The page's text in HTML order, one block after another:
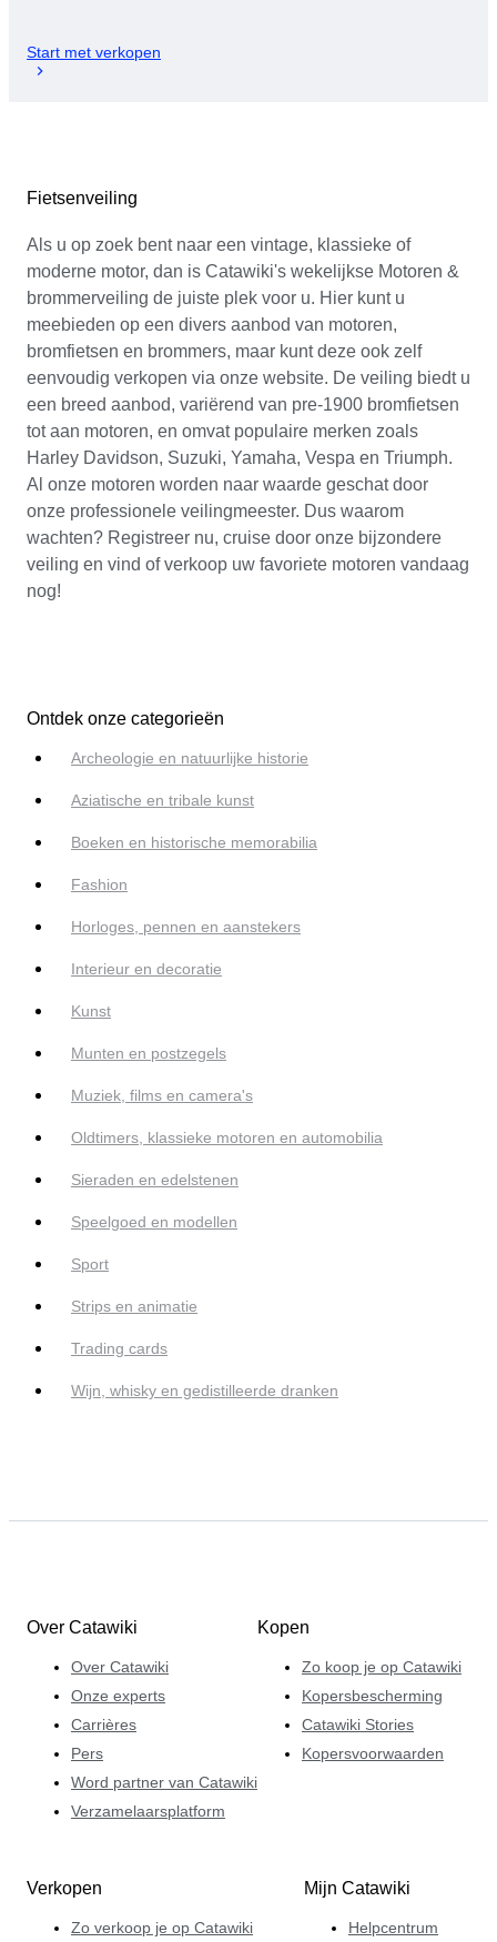
Start met verkopen
Fietsenveiling
Als u op zoek bent naar een vintage, klassieke of
moderne motor, dan is Catawiki's wekelijkse Motoren &
brommerveiling de juiste plek voor u. Hier kunt u
meebieden op een divers aanbod van motoren,
bromfietsen en brommers, maar kunt deze ook zelf
eenvoudig verkopen via onze website. De veiling biedt u
een breed aanbod, variërend van pre-1900 bromfietsen
tot aan motoren, en omvat populaire merken zoals
Harley Davidson, Suzuki, Yamaha, Vespa en Triumph.
Al onze motoren worden naar waarde geschat door
onze professionele veilingmeester. Dus waarom
wachten? Registreer nu, cruise door onze bijzondere
veiling en vind of verkoop uw favoriete motoren vandaag
nog!
Ontdek onze categorieën
Archeologie en natuurlijke historie
Aziatische en tribale kunst
Boeken en historische memorabilia
Fashion
Horloges, pennen en aanstekers
Interieur en decoratie
Kunst
Munten en postzegels
Muziek, films en camera's
Oldtimers, klassieke motoren en automobilia
Sieraden en edelstenen
Speelgoed en modellen
Sport
Strips en animatie
Trading cards
Wijn, whisky en gedistilleerde dranken
Over Catawiki
Over Catawiki
Onze experts
Carrières
Pers
Word partner van Catawiki
Verzamelaarsplatform
Kopen
Zo koop je op Catawiki
Kopersbescherming
Catawiki Stories
Kopersvoorwaarden
Verkopen
Zo verkoop je op Catawiki
Mijn Catawiki
Helpcentrum